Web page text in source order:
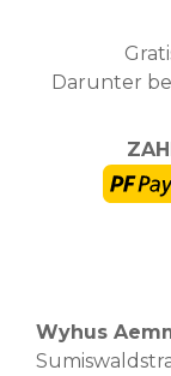
Darunter
Wyhus